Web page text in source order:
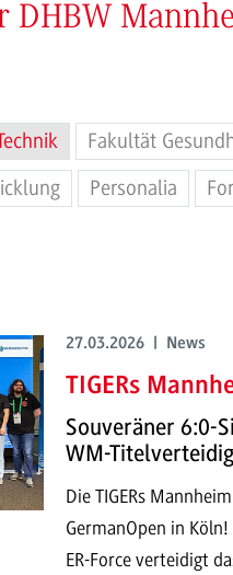
DHBW
Fakultät
Personalia
27.03.2026 | News
TIGERs
Souveräner 6:0-
WM-
Die TIGERs
GermanOpen in
ER-Force verteidigt